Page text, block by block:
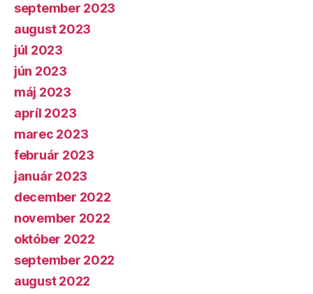
september 2023
august 2023
júl 2023
jún 2023
máj 2023
apríl 2023
marec 2023
február 2023
január 2023
december 2022
november 2022
október 2022
september 2022
august 2022